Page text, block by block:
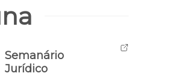
Semanário
Jurídico